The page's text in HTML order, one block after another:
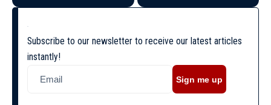
Subscribe to our newsletter to receive our latest articles
instantly!
Sign me up